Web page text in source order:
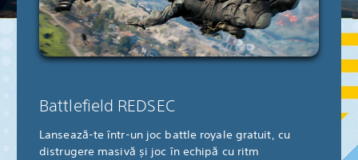
Battlefield REDSEC
Lansează-te într-un joc battle royale gratuit, cu
distrugere masivă și joc în echipă cu ritm